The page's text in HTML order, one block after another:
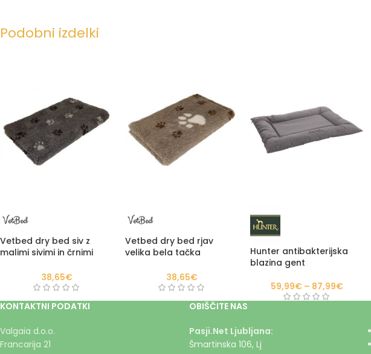
Podobni izdelki
Vetbed dry bed siv z
malimi sivimi in črnimi
38,65€
Vetbed dry bed rjav
velika bela tačka
38,65€
Hunter antibakterijska
blazina gent
59,99€ – 87,99€
KONTAKTNI PODATKI
Valgaia d.o.o.
Francarija 21
OBIŠČITE NAS
Pasji.Net Ljubljana:
Šmartinska 106, Lj